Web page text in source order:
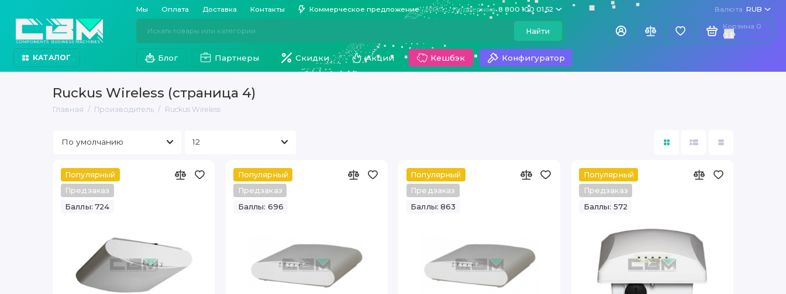
Мы Оплата Доставка Контакты Коммерческое предложение Поддержка 8 800 100 01 52 Валюта RUB
Найти
Корзина 0
0 ₽
КАТАЛОГ Блог Партнеры Скидки Акции Кешбэк Конфигуратор
Ruckus Wireless (страница 4)
Главная Производитель Ruckus Wireless
Популярный
Предзаказ
Баллы: 724
Популярный
Предзаказ
Баллы: 696
Популярный
Предзаказ
Баллы: 863
Популярный
Предзаказ
Баллы: 572